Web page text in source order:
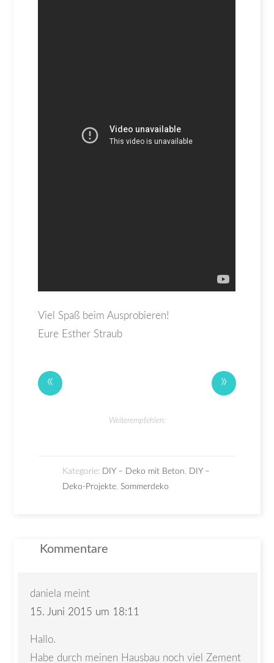
Viel Spaß beim Ausprobieren!
Eure Esther Straub
« »
Weiterempfehlen:
Kategorie: DIY – Deko mit Beton, DIY –
Deko-Projekte,Sommerdeko
Kommentare
daniela meint
15. Juni 2015 um 18:11
Hallo.
Habe durch meinen Hausbau noch viel Zement